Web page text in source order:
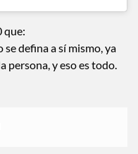
que:
defina a sí mismo, ya
la persona, y eso es todo.